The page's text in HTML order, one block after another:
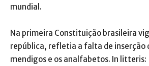
mundial.
Na primeira Constituição brasileira
república, refletia a falta de inserção
mendigos e os analfabetos. In litteris: